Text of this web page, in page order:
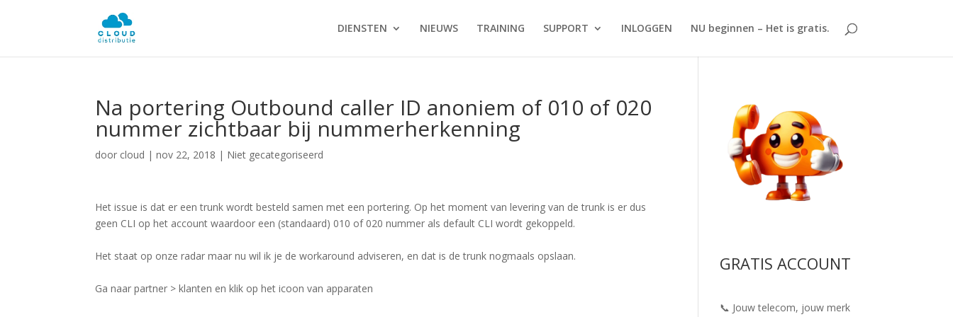
DIENSTEN NIEUWS TRAINING SUPPORT INLOGGEN NU beginnen – Het is gratis.
Na portering Outbound caller ID anoniem of 010 of 020
nummer zichtbaar bij nummerherkenning
door cloud |nov 22, 2018 | Niet gecategoriseerd
Het issue is dat er een trunk wordt besteld samen met een portering. Op het moment van levering van de trunk is er dus
geen CLI op het account waardoor een (standaard) 010 of 020 nummer als default CLI wordt gekoppeld.
Het staat op onze radar maar nu wil ik je de workaround adviseren, en dat is de trunk nogmaals opslaan.
Ga naar partner > klanten en klik op het icoon van apparaten
GRATIS ACCOUNT
📞 Jouw telecom, jouw merk